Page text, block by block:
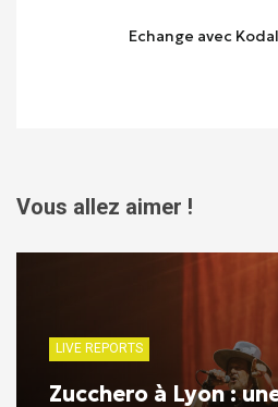
Echange avec
Vous allez aimer !
LIVE REPORTS
Zucchero à Lyon :